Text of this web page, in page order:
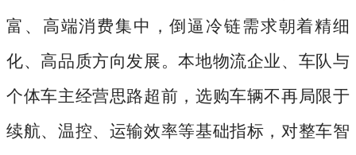
富、高端消费集中，倒逼冷链需求朝着精细
化、高品质方向发展。本地物流企业、车队与
个体车主经营思路超前，选购车辆不再局限于
续航、温控、运输效率等基础指标，对整车智